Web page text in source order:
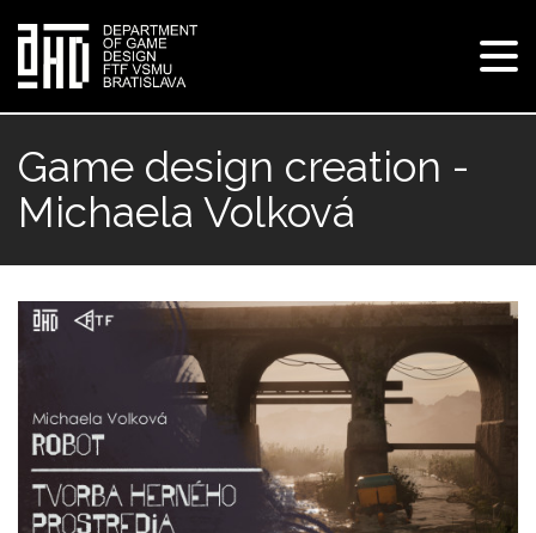
main
content
Game design creation -
Michaela Volková